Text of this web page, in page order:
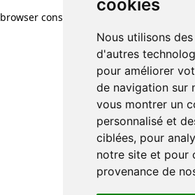
cookies
Nous utilisons
d'autres
pour améliorer
de navigation sur
vous montrer un
personnalisé et
ciblées, pour
notre site et pour
provenance de
browser console for more information)